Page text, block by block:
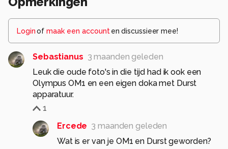
Loginof maak een account en discussieer mee!
Sebastianus 3 maanden geleden
Leuk die oude foto's in die tijd had ik ook een
Olympus OM1 en een eigen doka met Durst
apparatuur.
1
Ercede 3 maanden geleden
Wat is er van je OM1 en Durst geworden?